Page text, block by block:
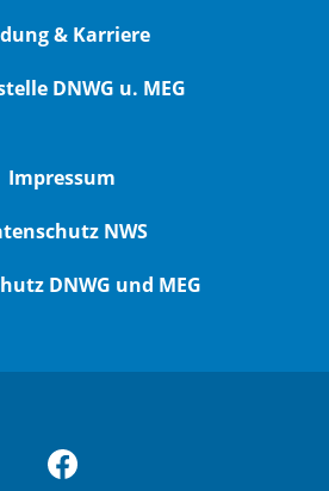
& Karriere
DNWG u. MEG
Impressum
NWS
DNWG und MEG